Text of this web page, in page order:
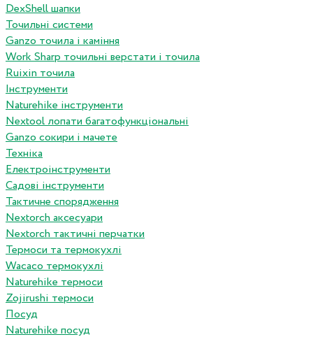
DexShell шапки
Точильні системи
Ganzo точила і каміння
Work Sharp точильні верстати і точила
Ruixin точила
Інструменти
Naturehike інструменти
Nextool лопати багатофункціональні
Ganzo сокири і мачете
Техніка
Електроінструменти
Садові інструменти
Тактичне спорядження
Nextorch аксесуари
Nextorch тактичні перчатки
Термоси та термокухлі
Wacaco термокухлі
Naturehike термоси
Zojirushi термоси
Посуд
Naturehike посуд